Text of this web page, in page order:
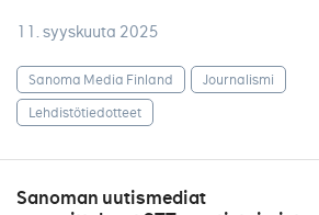
11. syyskuuta 2025
Sanoma Media Finland
Journalismi
Lehdistötiedotteet
Sanoman uutismediat